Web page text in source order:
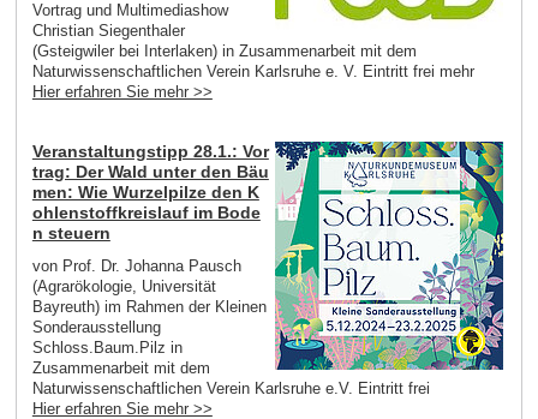
Vortrag und Multimediashow
Christian Siegenthaler
(Gsteigwiler bei Interlaken) in Zusammenarbeit mit dem
Naturwissenschaftlichen Verein Karlsruhe e. V. Eintritt frei mehr
Hier erfahren Sie mehr >>
Veranstaltungstipp 28.1.: Vor
trag: Der Wald unter den Bäu
men: Wie Wurzelpilze den K
ohlenstoffkreislauf im Bode
n steuern
von Prof. Dr. Johanna Pausch
(Agrarökologie, Universität
Bayreuth) im Rahmen der Kleinen
Sonderausstellung
Schloss.Baum.Pilz in
Zusammenarbeit mit dem
Naturwissenschaftlichen Verein Karlsruhe e.V. Eintritt frei
Hier erfahren Sie mehr >>